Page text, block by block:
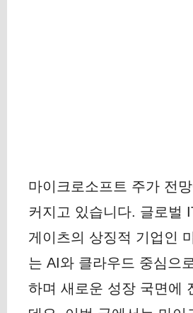
마이크로소프트 주가 전
커지고 있습니다. 글로벌
게이츠의 상징적 기업인
는 AI와 클라우드 중심으
하며 새로운 성장 국면에